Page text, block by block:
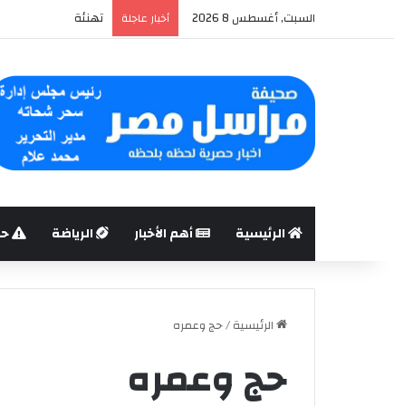
السبت, أغسطس 8 2026 أخبار عاجلة جامعة دمنهور :
الرئيسية أهم الأخبار الرياضة
الرئيسية/حج وعمره
حج وعمره